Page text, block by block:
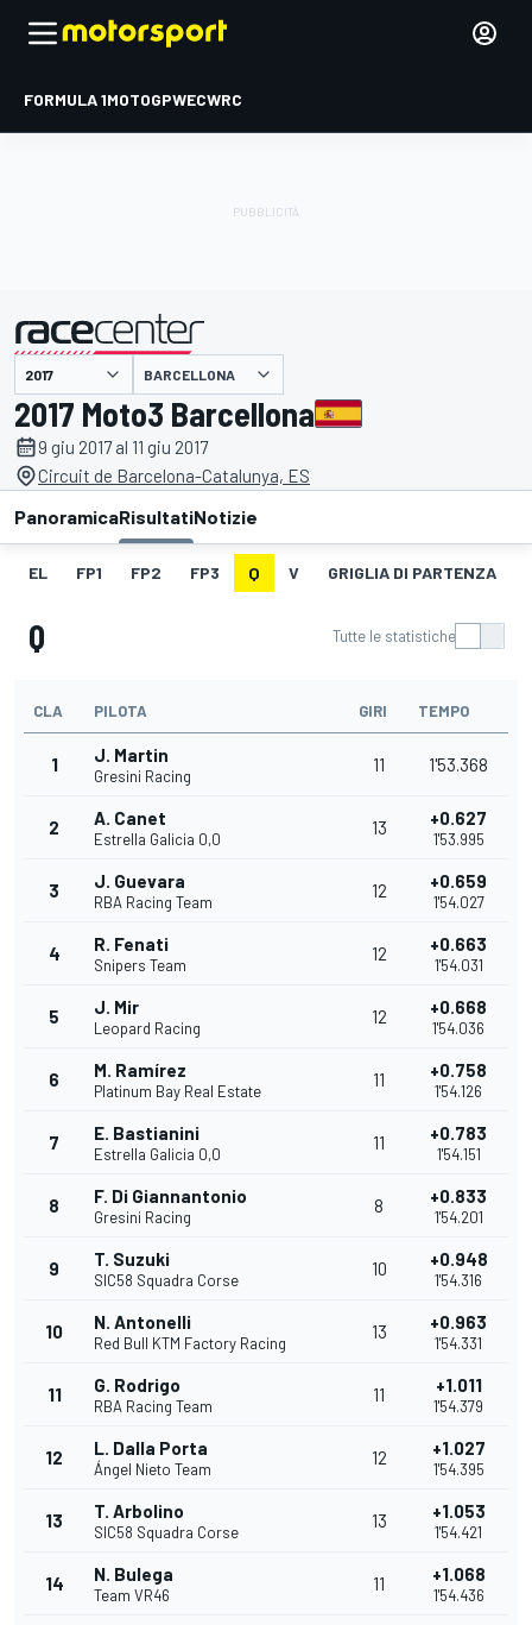
FORMULA 1MOTOGPWECWRC
presentato da BARCELLONA
2017 Moto3 Barcellona
9 giu 2017 al 11 giu 2017
Circuit de Barcelona-Catalunya, ES
PanoramicaRisultatiNotizie
EL FP1 FP2 FP3 Q V GRIGLIA DI PARTENZA
Q Tutte le statistiche
CLA PILOTA GIRI TEMPO
1 J. Martin
Gresini Racing
11 1'53.368
2 A. Canet
Estrella Galicia 0,0
13 +0.627
1'53.995
3 J. Guevara
RBA Racing Team
12 +0.659
1'54.027
4 R. Fenati
Snipers Team
12 +0.663
1'54.031
5 J. Mir
Leopard Racing
12 +0.668
1'54.036
6 M. Ramírez
Platinum Bay Real Estate
11 +0.758
1'54.126
7 E. Bastianini
Estrella Galicia 0,0
11 +0.783
1'54.151
8 F. Di Giannantonio
Gresini Racing
8 +0.833
1'54.201
9 T. Suzuki
SIC58 Squadra Corse
10 +0.948
1'54.316
10 N. Antonelli
Red Bull KTM Factory Racing
13 +0.963
1'54.331
11 G. Rodrigo
RBA Racing Team
11 +1.011
1'54.379
12 L. Dalla Porta
Ángel Nieto Team
12 +1.027
1'54.395
13 T. Arbolino
SIC58 Squadra Corse
13 +1.053
1'54.421
14 N. Bulega
Team VR46
11 +1.068
1'54.436